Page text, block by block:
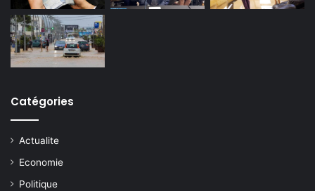
Catégories
Actualite
Economie
Politique